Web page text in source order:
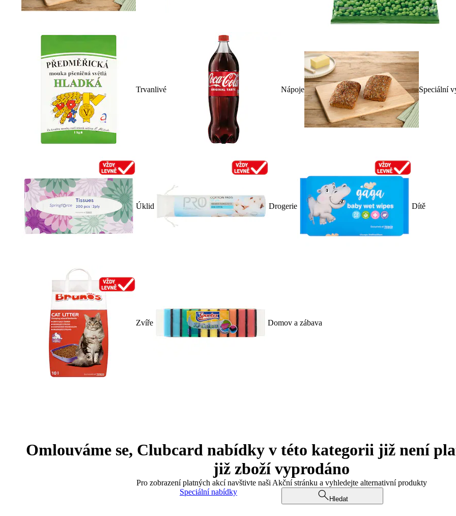
Trvanlivé Nápoje Speciální
Úklid Drogerie Dítě
Zvíře Domov a zábava
Omlouváme se, Clubcard nabídky v této kategorii již není
již zboží vyprodáno
Pro zobrazení platných akcí navštivte naši Akční stránku a vyhledejte alternativní produkty
Speciální nabídky
Hledat